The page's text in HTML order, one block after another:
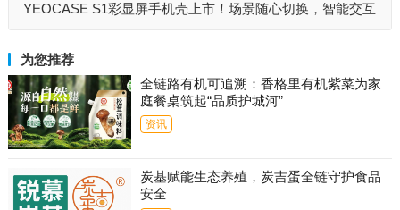
YEOCASE S1彩显屏手机壳上市！场景随心切换，智能交互
为您推荐
全链路有机可追溯：香格里有机紫菜为家
庭餐桌筑起“品质护城河”
资讯
炭基赋能生态养殖，炭吉蛋全链守护食品
安全